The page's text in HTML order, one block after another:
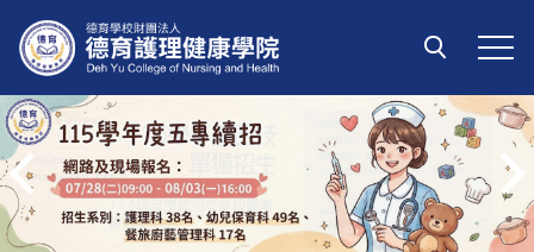
到
主
要
內
容
區